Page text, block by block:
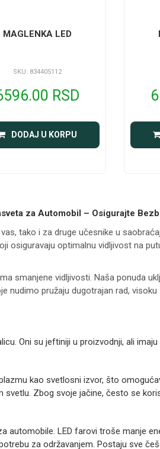
MAGLENKA LED
SKU: 834405112
RSD
DODAJ U KORPU
za Automobil – Osigurajte
tako i za druge učesnike u
osiguravaju optimalnu vidljivost na
smanjene vidljivosti. Naša ponuda
nudimo pružaju dugotrajan rad,
Oni su jeftiniji u proizvodnji, ali
kao svetlosni izvor, što
Zbog svoje jačine, često se
automobile. LED farovi troše manje
za održavanjem. Postaju sve